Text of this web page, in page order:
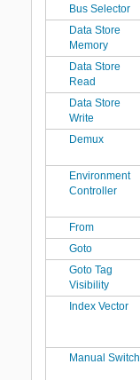
Bus Selector
Data Store
Memory
Data Store
Read
Data Store
Write
Demux
Environment
Controller
From
Goto
Goto Tag
Visibility
Index Vector
Manual Switch